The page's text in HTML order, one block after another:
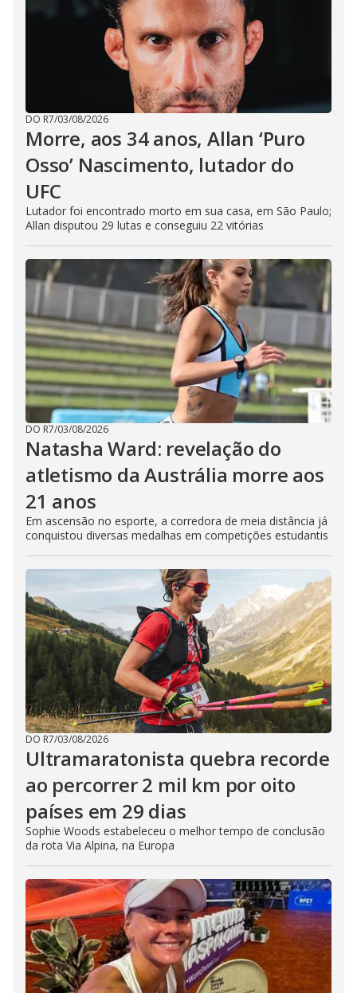
DO R7/03/08/2026
Morre, aos 34 anos, Allan ‘Puro
Osso’ Nascimento, lutador do
UFC
Lutador foi encontrado morto em sua casa, em São Paulo;
Allan disputou 29 lutas e conseguiu 22 vitórias
DO R7/03/08/2026
Natasha Ward: revelação do
atletismo da Austrália morre aos
21 anos
Em ascensão no esporte, a corredora de meia distância já
conquistou diversas medalhas em competições estudantis
DO R7/03/08/2026
Ultramaratonista quebra recorde
ao percorrer 2 mil km por oito
países em 29 dias
Sophie Woods estabeleceu o melhor tempo de conclusão
da rota Via Alpina, na Europa